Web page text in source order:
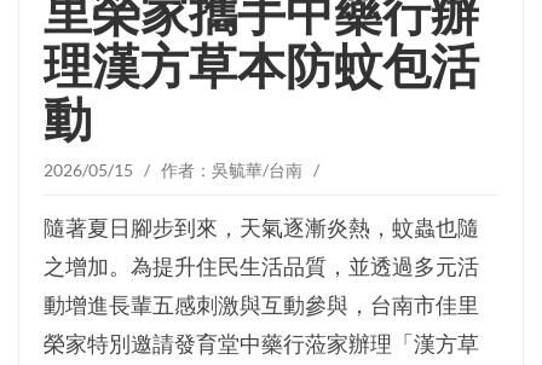
里榮家攜手中藥行辦
理漢方草本防蚊包活
動
2026/05/15 / 作者：吳毓華/台南 /
隨著夏日腳步到來，天氣逐漸炎熱，蚊蟲也隨
之增加。為提升住民生活品質，並透過多元活
動增進長輩五感刺激與互動參與，台南市佳里
榮家特別邀請發育堂中藥行蒞家辦理「漢方草